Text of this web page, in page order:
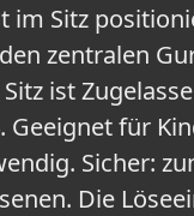
im Sitz
den zentralen
ist
Geeignet für
Sicher:
Die